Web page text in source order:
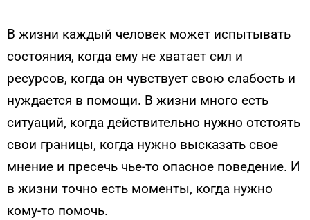
В жизни каждый человек может испытывать
состояния, когда ему не хватает сил и
ресурсов, когда он чувствует свою слабость и
нуждается в помощи. В жизни много есть
ситуаций, когда действительно нужно отстоять
свои границы, когда нужно высказать свое
мнение и пресечь чье-то опасное поведение. И
в жизни точно есть моменты, когда нужно
кому-то помочь.